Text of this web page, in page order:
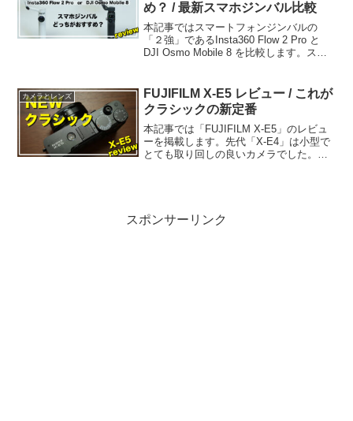
め？ / 最新スマホジンバル比較
本記事ではスマートフォンジンバルの
「２強」であるInsta360 Flow 2 Pro と
DJI Osmo Mobile 8 を比較します。スペ
カメラとレンズ
FUJIFILM X-E5 レビュー / これが
クラシックの新定番
本記事では「FUJIFILM X-E5」のレビュ
ーを掲載します。先代「X-E4」は小型で
とても取り回しの良いカメラでした。
スポンサーリンク